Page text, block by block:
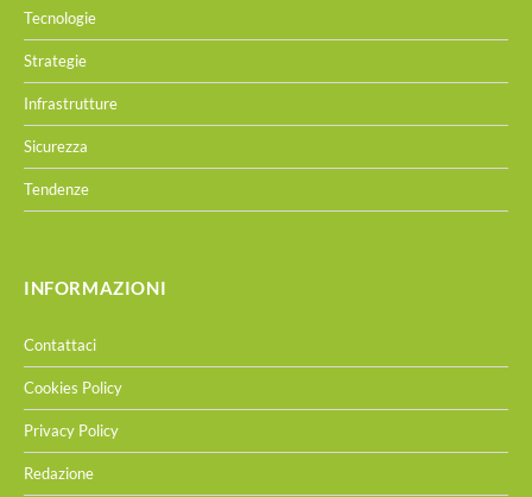
Tecnologie
Strategie
Infrastrutture
Sicurezza
Tendenze
INFORMAZIONI
Contattaci
Cookies Policy
Privacy Policy
Redazione